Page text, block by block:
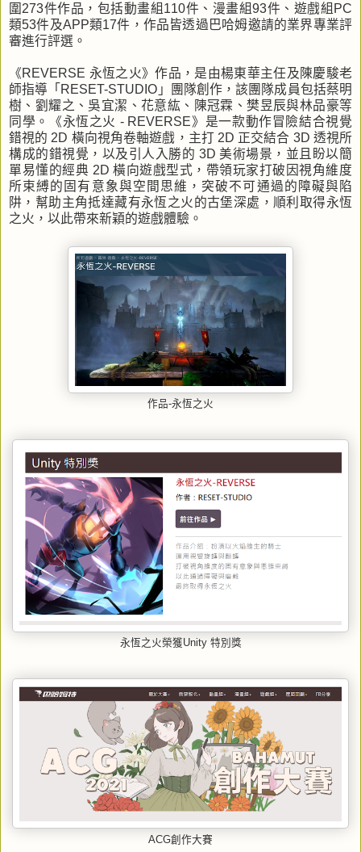
圍273件作品，包括動畫組110件、漫畫組93件、遊戲組PC
類53件及APP類17件，作品皆透過巴哈姆邀請的業界專業評
審進行評選。
《REVERSE 永恆之火》作品，是由楊東華主任及陳慶駿老
師指導「RESET-STUDIO」團隊創作，該團隊成員包括蔡明
樹、劉耀之、吳宜潔、花意紘、陳冠霖、樊昱辰與林品豪等
同學。《永恆之火 - REVERSE》是一款動作冒險結合視覺
錯視的 2D 橫向視角卷軸遊戲，主打 2D 正交結合 3D 透視所
構成的錯視覺，以及引人入勝的 3D 美術場景，並且盼以簡
單易懂的經典 2D 橫向遊戲型式，帶領玩家打破因視角維度
所束縛的固有意象與空間思維，突破不可通過的障礙與陷
阱，幫助主角抵達藏有永恆之火的古堡深處，順利取得永恆
之火，以此帶來新穎的遊戲體驗。
作品-永恆之火
永恆之火榮獲Unity 特別獎
ACG創作大賽